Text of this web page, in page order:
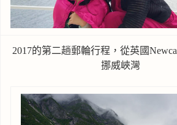
2017的第二趟郵輪行程，從英國
挪威峽灣